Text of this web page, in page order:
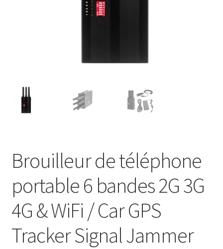
Brouilleur de téléphone
portable 6 bandes 2G 3G
4G & WiFi / Car GPS
Tracker Signal Jammer